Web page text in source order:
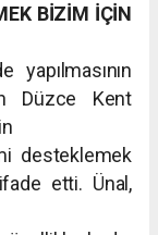
BİZİM İÇİN
Düzce Kent
desteklemek
etti. Ünal,